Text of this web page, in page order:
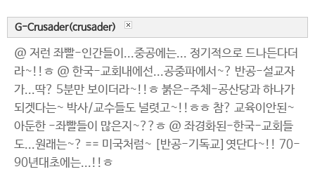
G-Crusader(crusader)
@ 저런 좌빨-인간들이...중공에는... 정기적으로 드나든다더
라~!!ㅎ @ 한국-교회내에선...공중파에서~? 반공-설교자
가...딱? 5분만 보이더라~!!ㅎ 붉은-주체-공산당과 하나가
되겟다는~ 박사/교수들도 널렷고~!!ㅎㅎ 참? 교육이안된~
아둔한 -좌빨들이 많은지~??ㅎ @ 좌경화된-한국-교회들
도...원래는~? == 미국처럼~ [반공-기독교]엿단다~!! 70-
90년대초에는...!!ㅎ